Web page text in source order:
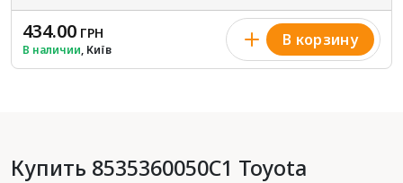
434.00 ГРН
В наличии, Київ
В корзину
Купить 8535360050C1 Toyota